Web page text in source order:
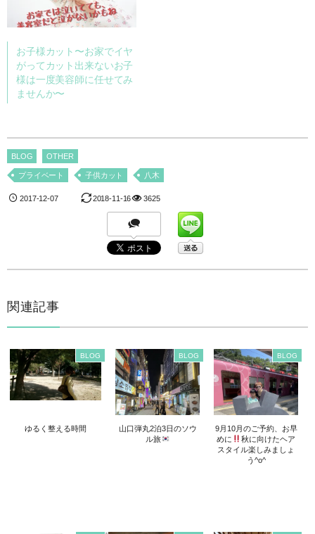
お子様カット〜お家でイヤ
がってカット出来ないお子
様は一度美容師に任せてみ
ませんか〜
BLOG OTHER
プライベート 子供カット 八木
2017-12-07 2018-11-16 3625
関連記事
BLOG
ゆるく整える時間
BLOG
山口弾丸2泊3日のソウ
ル旅
BLOG
9月10月のご予約、お早
めに
秋に向けたヘア
スタイル楽しみましょ
う^o^